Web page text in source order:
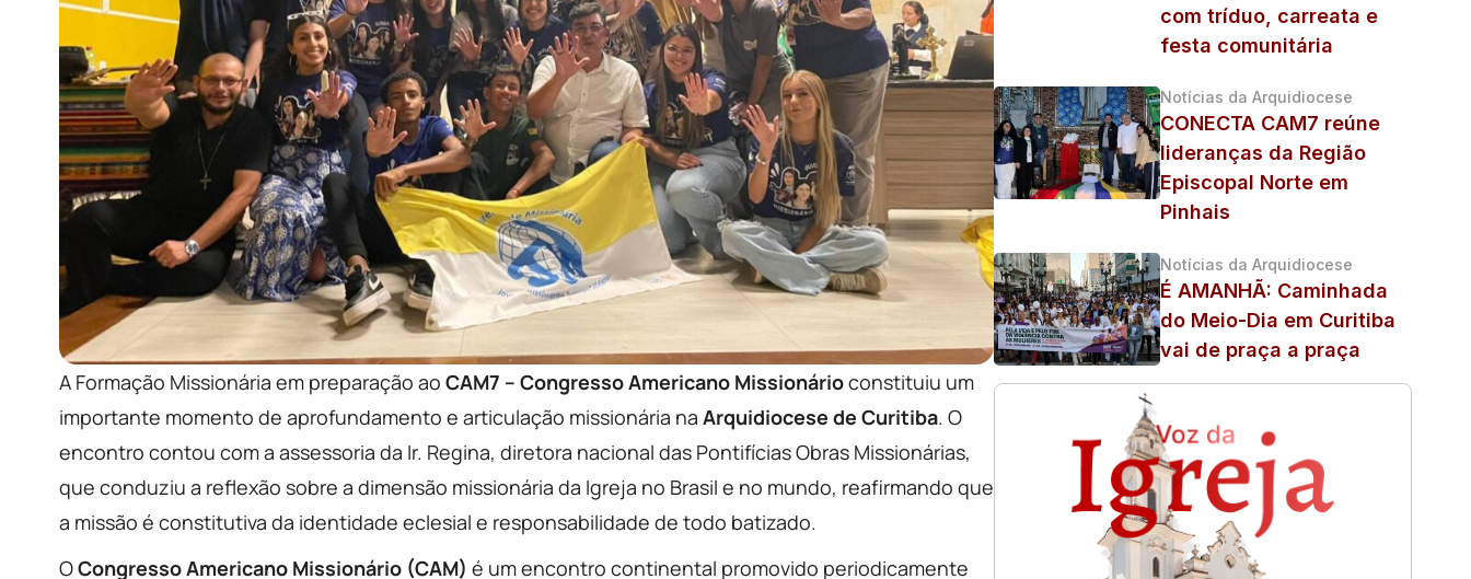
A Formação Missionária em preparação ao CAM7 – Congresso Americano Missionárioconstituiu um
importante momento de aprofundamento e articulação missionária na Arquidiocese de Curitiba. O
encontro contou com a assessoria da Ir. Regina, diretora nacional das Pontifícias Obras Missionárias,
que conduziu a reflexão sobre a dimensão missionária da Igreja no Brasil e no mundo, reafirmando que
a missão é constitutiva da identidade eclesial e responsabilidade de todo batizado.
OCongresso Americano Missionário (CAM) é um encontro continental promovido periodicamente
com tríduo, carreata e
festa comunitária
Notícias da Arquidiocese
CONECTA CAM7 reúne
lideranças da Região
Episcopal Norte em
Pinhais
Notícias da Arquidiocese
É AMANHÃ: Caminhada
do Meio-Dia em Curitiba
vai de praça a praça